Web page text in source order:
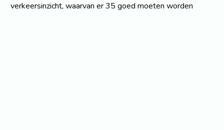
verkeersinzicht, waarvan er 35 goed moeten worden